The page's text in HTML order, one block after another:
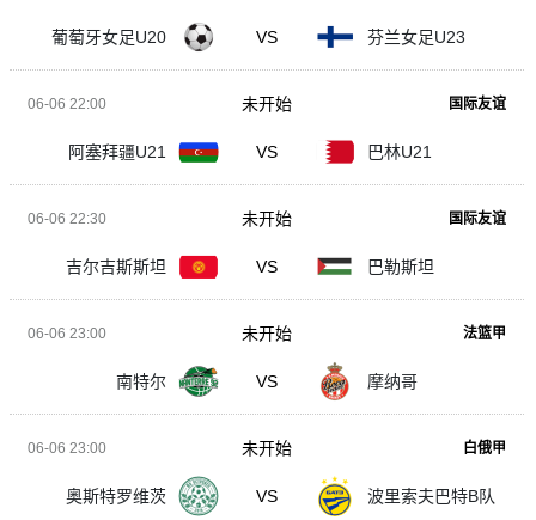
葡萄牙女足U20 VS 芬兰女足U23
06-06 22:00 国际友谊
阿塞拜疆U21 VS 巴林U21
未开始
06-06 22:30 国际友谊
吉尔吉斯斯坦 VS 巴勒斯坦
未开始
06-06 23:00 法篮甲
南特尔 VS 摩纳哥
未开始
06-06 23:00 白俄甲
奥斯特罗维茨 VS 波里索夫巴特B队
未开始